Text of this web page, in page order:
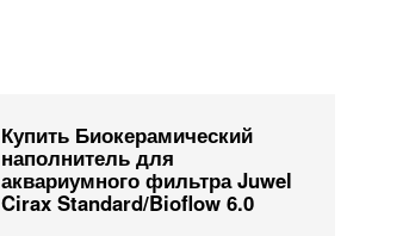
Купить Биокерамический
наполнитель для
аквариумного фильтра Juwel
Cirax Standard/Bioflow 6.0